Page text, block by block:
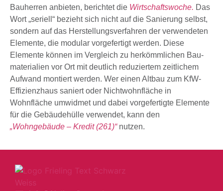
Bauherren anbieten, berichtet die Wirtschaftswoche. Das
Wort „seriell“ bezieht sich nicht auf die Sanierung selbst,
sondern auf das Herstellungs­verfahren der verwendeten
Elemente, die modular vor­gefertigt werden. Diese
Elemente können im Vergleich zu her­kömmlichen Bau­
materialien vor Ort mit deutlich reduziertem zeitlichem
Aufwand montiert werden. Wer einen Altbau zum KfW-
Effizienzhaus saniert oder Nichtwohnfläche in
Wohnfläche umwidmet und dabei vorgefertigte Elemente
für die Gebäudehülle verwendet, kann den
„Wohngebäude – Kredit (261)“nutzen.